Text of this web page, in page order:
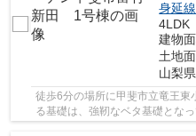
身延線
4LDK
建物
土地
山梨県
徒歩6分の場所に甲斐市立竜王東
る基礎は、強靭なベタ基礎とな